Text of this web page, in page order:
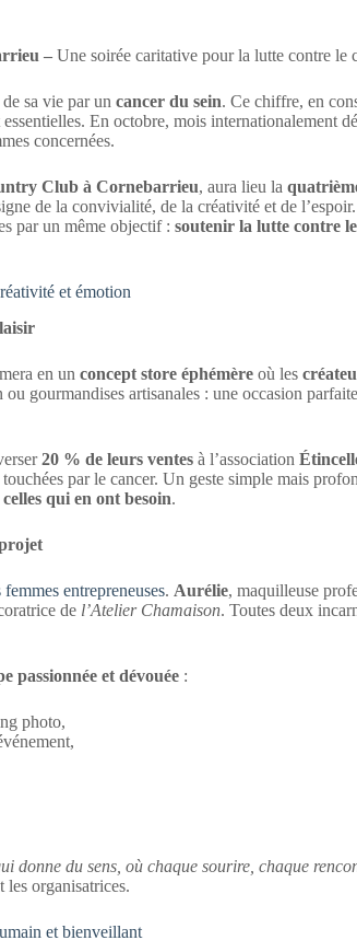
– Une soirée caritative pour la lutte contre le
sa vie par un cancer du sein. Ce chiffre, en
essentielles. En octobre, mois internationalement
concernées.
Club à Cornebarrieu, aura lieu la
de la convivialité, de la créativité et de
par un même objectif : soutenir la lutte contre
et émotion
en un concept store éphémère où les
gourmandises artisanales : une occasion
20 % de leurs ventes à l’association
par le cancer. Un geste simple mais
qui en ont besoin.
femmes entrepreneuses. Aurélie, maquilleuse
de l’Atelier Chamaison. Toutes deux
passionnée et dévouée :
photo,
donne du sens, où chaque sourire, chaque
les organisatrices.
et bienveillant